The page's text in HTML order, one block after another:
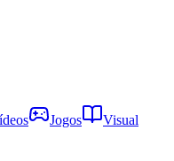
Jogos
Visual